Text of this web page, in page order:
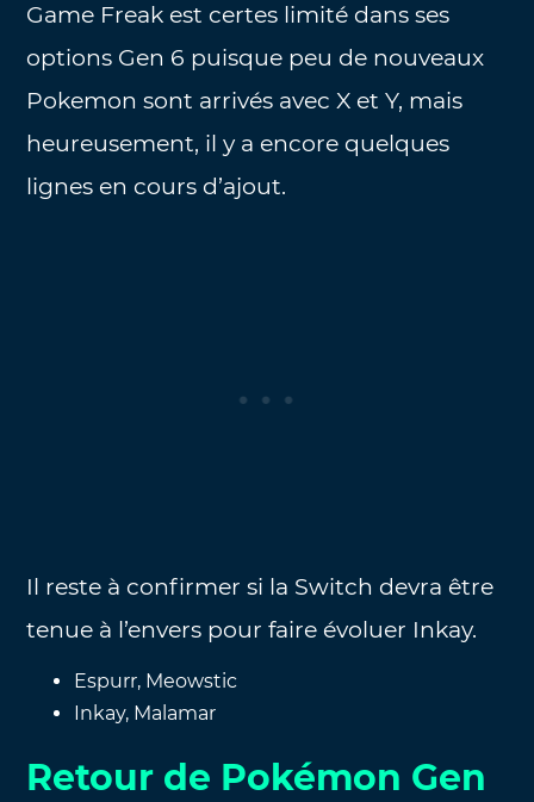
Game Freak est certes limité dans ses
options Gen 6 puisque peu de nouveaux
Pokemon sont arrivés avec X et Y, mais
heureusement, il y a encore quelques
lignes en cours d’ajout.
Il reste à confirmer si la Switch devra être
tenue à l’envers pour faire évoluer Inkay.
Espurr, Meowstic
Inkay, Malamar
Retour de Pokémon Gen